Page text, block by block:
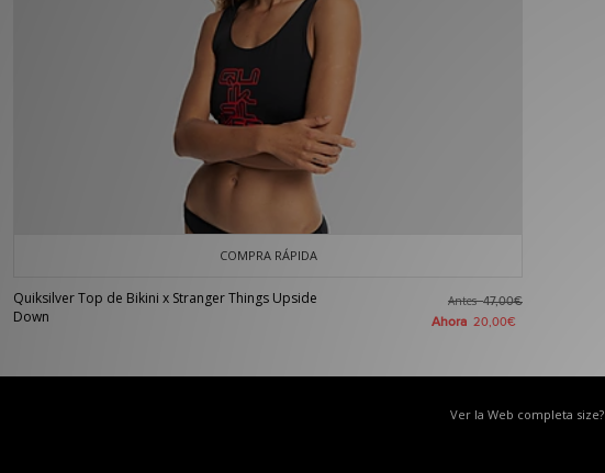
COMPRA RÁPIDA
Quiksilver Top de Bikini x Stranger Things Upside
Down
Antes47,00€
Ahora 20,00€
Ver la Web completa size?